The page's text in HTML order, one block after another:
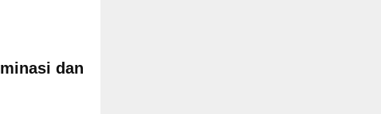
dan